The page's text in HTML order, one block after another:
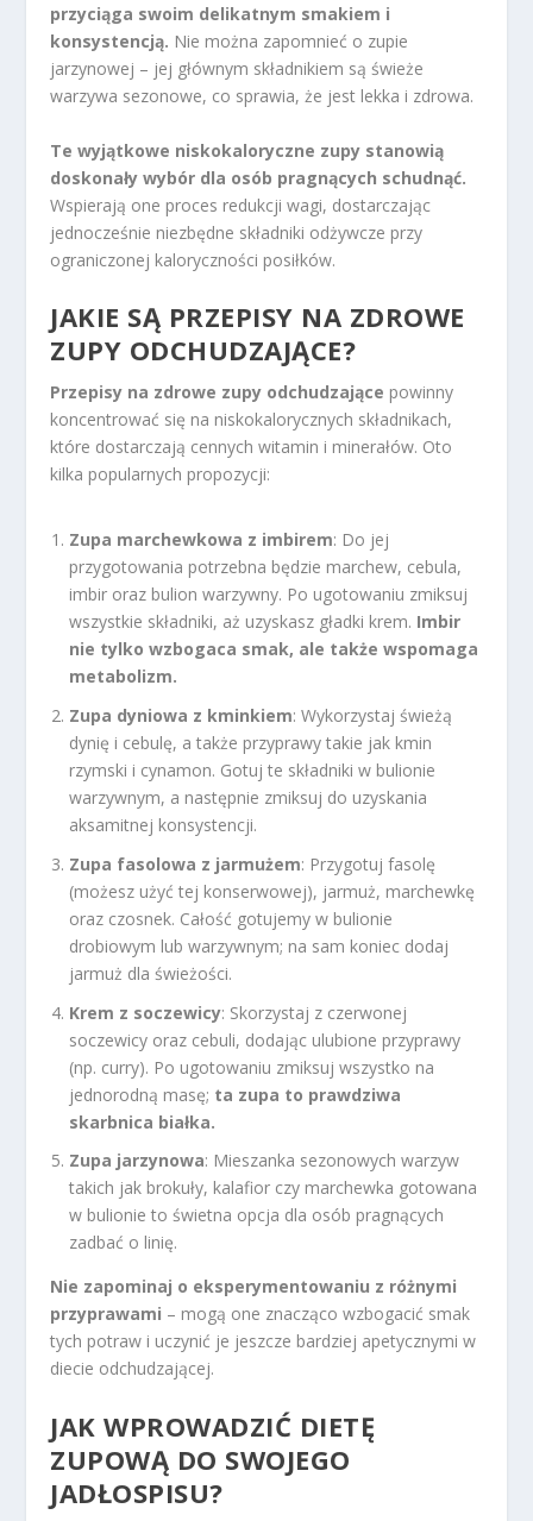
przyciąga swoim delikatnym smakiem i
konsystencją. Nie można zapomnieć o zupie
jarzynowej – jej głównym składnikiem są świeże
warzywa sezonowe, co sprawia, że jest lekka i zdrowa.
Te wyjątkowe niskokaloryczne zupy stanowią
doskonały wybór dla osób pragnących schudnąć.
Wspierają one proces redukcji wagi, dostarczając
jednocześnie niezbędne składniki odżywcze przy
ograniczonej kaloryczności posiłków.
JAKIE SĄ PRZEPISY NA ZDROWE
ZUPY ODCHUDZAJĄCE?
Przepisy na zdrowe zupy odchudzające powinny
koncentrować się na niskokalorycznych składnikach,
które dostarczają cennych witamin i minerałów. Oto
kilka popularnych propozycji:
Zupa marchewkowa z imbirem: Do jej
przygotowania potrzebna będzie marchew, cebula,
imbir oraz bulion warzywny. Po ugotowaniu zmiksuj
wszystkie składniki, aż uzyskasz gładki krem. Imbir
nie tylko wzbogaca smak, ale także wspomaga
metabolizm.
Zupa dyniowa z kminkiem: Wykorzystaj świeżą
dynię i cebulę, a także przyprawy takie jak kmin
rzymski i cynamon. Gotuj te składniki w bulionie
warzywnym, a następnie zmiksuj do uzyskania
aksamitnej konsystencji.
Zupa fasolowa z jarmużem: Przygotuj fasolę
(możesz użyć tej konserwowej), jarmuż, marchewkę
oraz czosnek. Całość gotujemy w bulionie
drobiowym lub warzywnym; na sam koniec dodaj
jarmuż dla świeżości.
Krem z soczewicy: Skorzystaj z czerwonej
soczewicy oraz cebuli, dodając ulubione przyprawy
(np. curry). Po ugotowaniu zmiksuj wszystko na
jednorodną masę; ta zupa to prawdziwa
skarbnica białka.
Zupa jarzynowa: Mieszanka sezonowych warzyw
takich jak brokuły, kalafior czy marchewka gotowana
w bulionie to świetna opcja dla osób pragnących
zadbać o linię.
Nie zapominaj o eksperymentowaniu z różnymi
przyprawami – mogą one znacząco wzbogacić smak
tych potraw i uczynić je jeszcze bardziej apetycznymi w
diecie odchudzającej.
JAK WPROWADZIĆ DIETĘ
ZUPOWĄ DO SWOJEGO
JADŁOSPISU?